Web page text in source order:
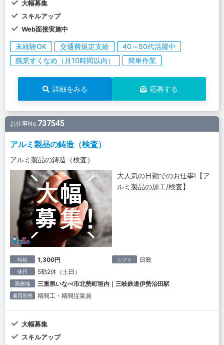
大幅募集
スキルアップ
Web面接実施中
未経験OK 交通費規定支給
40～50代活躍中
残業すくなめ（月10時間以内）
簡単作業
詳細をみる 応募する
お仕事No.737545
アルミ製品の鋳造（検査）
アルミ製品の鋳造（検査）
大人気の日勤でのお仕事!【ア
ルミ製品の加工/検査】
時給 1,300円 シフト 日勤
休日 5勤2休（土日）
勤務地 三重県いなべ市北勢町垣内｜三岐鉄道伊勢治田駅
雇用形態 期間工・期間従業員
大幅募集
スキルアップ